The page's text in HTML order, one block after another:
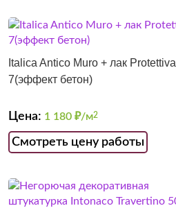
Italica Antico Muro + лак Protettiva
7(эффект бетон)
Цена: 1 180 ₽/м2
Смотреть цену работы